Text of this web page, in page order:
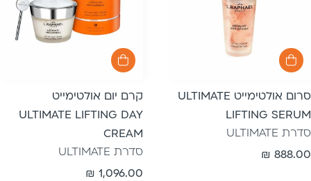
סרום אולטימייט ULTIMATE
LIFTING SERUM
סדרת ULTIMATE
מחיר
888.00 ₪
קרם יום אולטימייט
ULTIMATE LIFTING DAY
CREAM
סדרת ULTIMATE
מחיר
1,096.00 ₪